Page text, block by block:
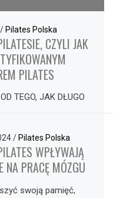
/ Pilates Polska
CZYLI JAK
PILATES
TEGO, JAK DŁUGO
/ Pilates Polska
WPŁYWAJĄ
NA PRACĘ MÓZGU
swoją pamięć,